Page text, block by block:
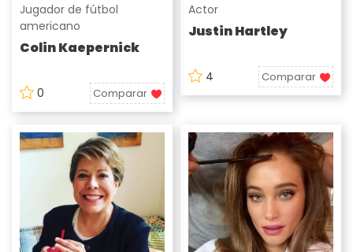
Jugador de fútbol
americano
Colin Kaepernick
0 Comparar
Actor
Justin Hartley
4 Comparar